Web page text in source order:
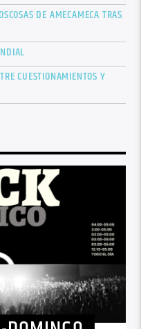
DE AMECAMECA TRAS
CUESTIONAMIENTOS Y